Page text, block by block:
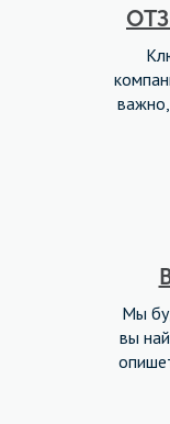
Мы
вы